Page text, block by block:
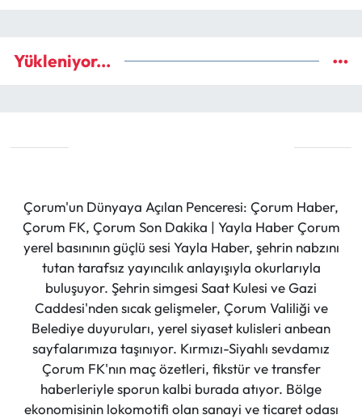
Yükleniyor...
Çorum'un Dünyaya Açılan Penceresi: Çorum Haber,
Çorum FK, Çorum Son Dakika | Yayla Haber Çorum
yerel basınının güçlü sesi Yayla Haber, şehrin nabzını
tutan tarafsız yayıncılık anlayışıyla okurlarıyla
buluşuyor. Şehrin simgesi Saat Kulesi ve Gazi
Caddesi'nden sıcak gelişmeler, Çorum Valiliği ve
Belediye duyuruları, yerel siyaset kulisleri anbean
sayfalarımıza taşınıyor. Kırmızı-Siyahlı sevdamız
Çorum FK'nın maç özetleri, fikstür ve transfer
haberleriyle sporun kalbi burada atıyor. Bölge
ekonomisinin lokomotifi olan sanayi ve ticaret odası